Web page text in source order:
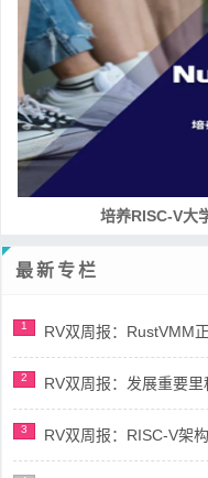
培养RISC-V大
最新专栏
1 RV双周报：RustVMM
2 RV双周报：发展重要
3 RV双周报：RISC-V架